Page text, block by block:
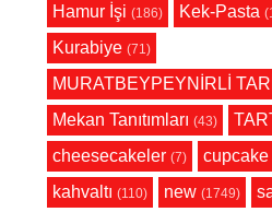
Hamur İşi (186) Kek-Pasta
Kurabiye (71)
MURATBEYPEYNİRLİ
Mekan Tanıtımları (43)
cheesecakeler (7) cupcake
kahvaltı (110) new (1749)